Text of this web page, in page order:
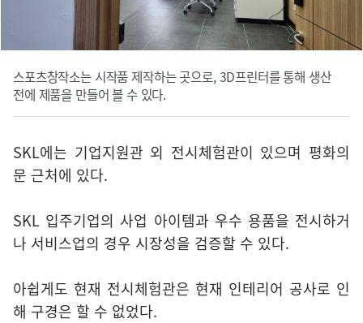
스포츠창작소는 시작품 제작하는 곳으로, 3D프린터를 통해 생산
전에 제품을 만들어 볼 수 있다.
SKL에는 기업지원관 외 전시체험관이 있으며 평화의
문 근처에 있다.
SKL 입주기업의 사업 아이템과 우수 용품을 전시하거
나 서비스업의 경우 시장성을 검증할 수 있다.
아쉽게도 현재 전시체험관은 현재 인테리어 공사로 인
해 구경은 할 수 없었다.